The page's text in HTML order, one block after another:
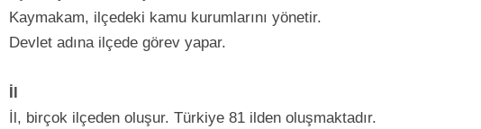
Kaymakam, ilçedeki kamu kurumlarını yönetir.
Devlet adına ilçede görev yapar.
İl
İl, birçok ilçeden oluşur. Türkiye 81 ilden oluşmaktadır.